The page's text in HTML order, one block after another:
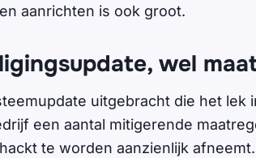
aanrichten is ook groot.
wel
uitgebracht die het lek
een aantal mitigerende
te worden aanzienlijk afneemt.